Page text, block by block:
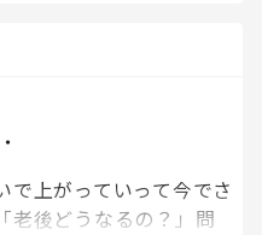
で上がっていって今でさ
老後どうなるの？」問